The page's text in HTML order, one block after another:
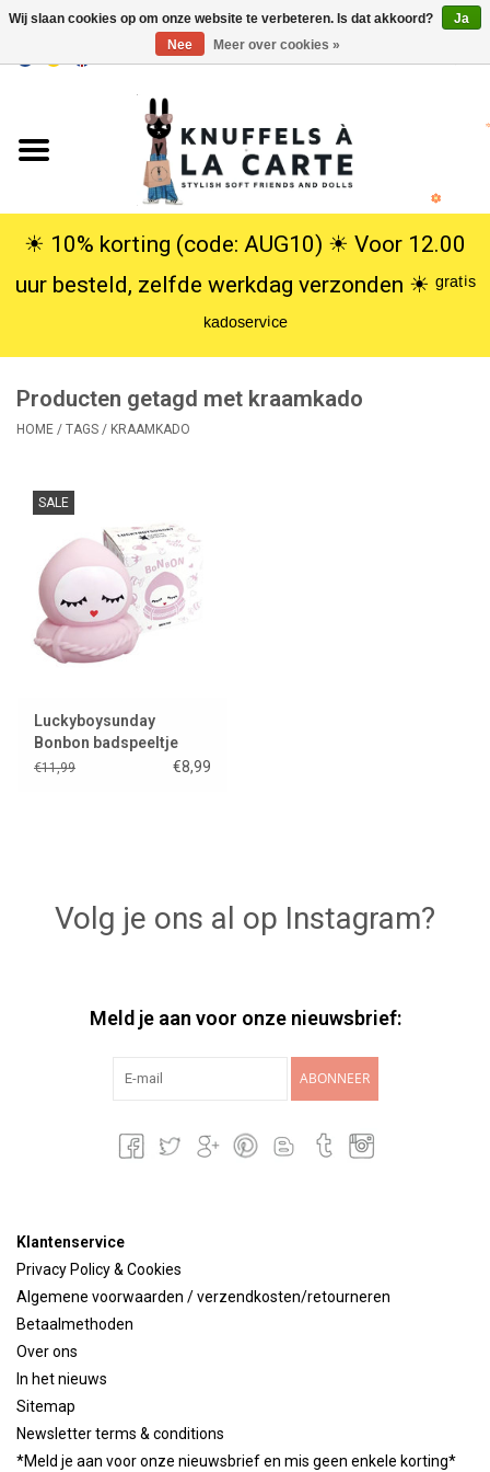
USD
Knuffels
Poppen
SALE
Lookbooks
Merken
☀︎ 10% korting (code: AUG10) ☀︎ Voor 12.00
uur besteld, zelfde werkdag verzonden ☀︎ ᵍʳᵃᵗⁱˢ
ᵏᵃᵈᵒˢᵉʳᵛⁱᶜᵉ
Producten getagd met kraamkado
HOME / TAGS / KRAAMKADO
SALE
Luckyboysunday
Bonbon badspeeltje
€11,99 €8,99
Volg je ons al op Instagram?
Meld je aan voor onze nieuwsbrief:
ABONNEER
Klantenservice
Privacy Policy & Cookies
Algemene voorwaarden / verzendkosten/retourneren
Betaalmethoden
Over ons
In het nieuws
Sitemap
Newsletter terms & conditions
*Meld je aan voor onze nieuwsbrief en mis geen enkele korting*
Wij slaan cookies op om onze website te verbeteren. Is dat akkoord?
Ja
Nee
Meer over cookies »